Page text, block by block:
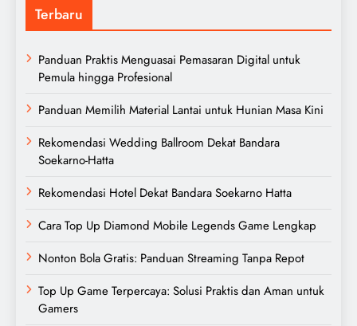
Terbaru
Panduan Praktis Menguasai Pemasaran Digital untuk
Pemula hingga Profesional
Panduan Memilih Material Lantai untuk Hunian Masa Kini
Rekomendasi Wedding Ballroom Dekat Bandara
Soekarno-Hatta
Rekomendasi Hotel Dekat Bandara Soekarno Hatta
Cara Top Up Diamond Mobile Legends Game Lengkap
Nonton Bola Gratis: Panduan Streaming Tanpa Repot
Top Up Game Terpercaya: Solusi Praktis dan Aman untuk
Gamers